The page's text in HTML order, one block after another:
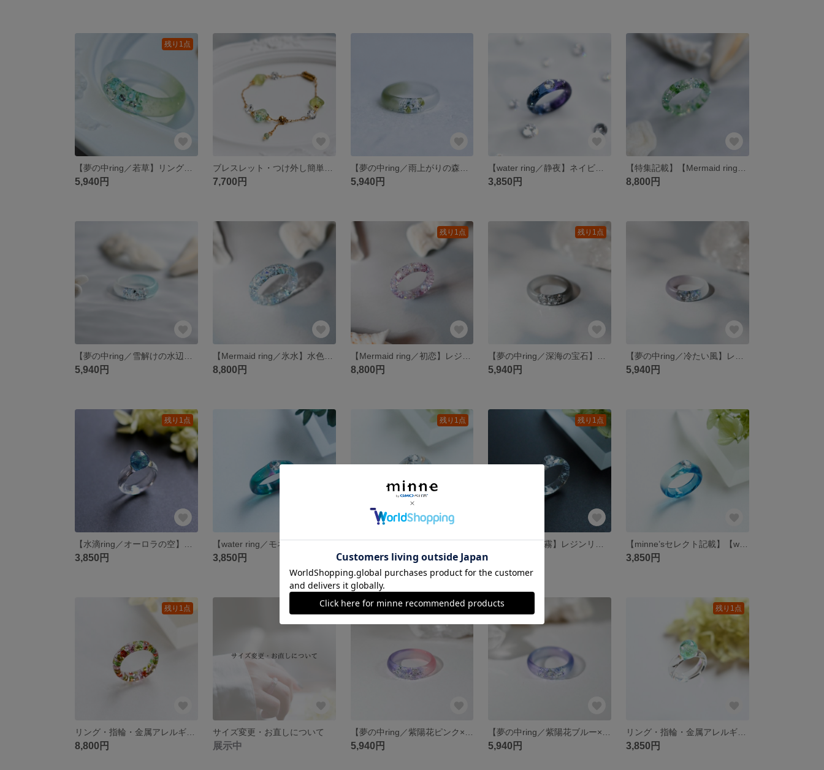
残り1点
5,940円 7,700円 5,940円 3,850円 8,800円
5,940円
【Mermaid ring／氷水】水色・夏・レジンリング・ガラス・指輪・金属アレルギー対応・ギフト
8,800円
残り1点
8,800円
残り1点
5,940円 5,940円
残り1点
3,850円 3,850円
残り1点
3,850円
残り1点
3,850円
残り1点
8,800円
サイズ変更・お直しについて
展示中
残り1点
5,940円 5,940円
残り1点
3,850円